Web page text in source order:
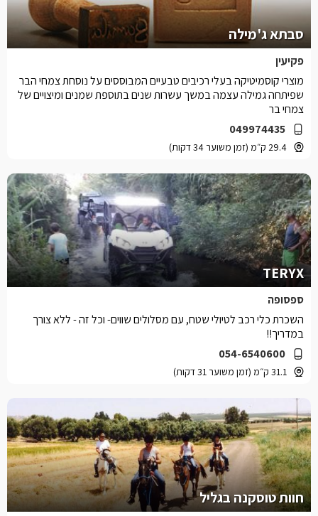
סבתא ג'מילה
פקיעין
049974435
29.4 ק״מ (זמן משוער 34 דקות)
מוצרי קוסמיטיקה בעלי רכיבים טבעיים המבוססים על נוסחת צמחי הבר
שפיתחה גמילה עצמה במשך עשרות שנים בתוספת שמנים ומיצויים של
צמחי בר
TERYX
ספסופה
054-6540600
31.1 ק״מ (זמן משוער 31 דקות)
השכרת כלי רכב לטיולי שטח, עם מסלולים שווים- וכל זה - ללא צורך
במדריך!!
חוות טוסקנה בגליל